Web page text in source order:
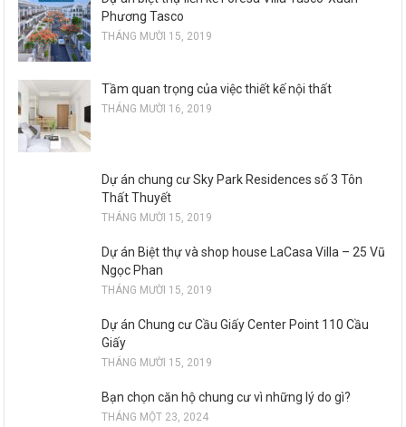
Phương Tasco
THÁNG MƯỜI 15, 2019
Tầm quan trọng của việc thiết kế nội thất
THÁNG MƯỜI 16, 2019
Dự án chung cư Sky Park Residences số 3 Tôn
Thất Thuyết
THÁNG MƯỜI 15, 2019
Dự án Biệt thự và shop house LaCasa Villa – 25 Vũ
Ngọc Phan
THÁNG MƯỜI 15, 2019
Dự án Chung cư Cầu Giấy Center Point 110 Cầu
Giấy
THÁNG MƯỜI 15, 2019
Bạn chọn căn hộ chung cư vì những lý do gì?
THÁNG MỘT 23, 2024